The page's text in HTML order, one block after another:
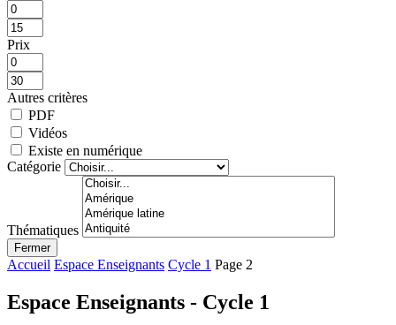
Prix
Autres critères
PDF
Vidéos
Existe en numérique
Catégorie
Thématiques
Fermer
Accueil Espace Enseignants Cycle 1 Page 2
Espace Enseignants - Cycle 1